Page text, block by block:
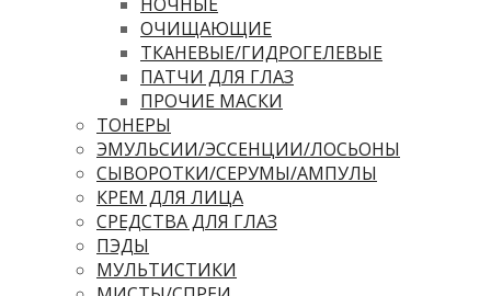
ОЧИЩАЮЩИЕ
ТКАНЕВЫЕ/ГИДРОГЕЛЕВЫЕ
ПАТЧИ ДЛЯ ГЛАЗ
ПРОЧИЕ МАСКИ
ТОНЕРЫ
ЭМУЛЬСИИ/ЭССЕНЦИИ/ЛОСЬОНЫ
СЫВОРОТКИ/СЕРУМЫ/АМПУЛЫ
КРЕМ ДЛЯ ЛИЦА
СРЕДСТВА ДЛЯ ГЛАЗ
ПЭДЫ
МУЛЬТИСТИКИ